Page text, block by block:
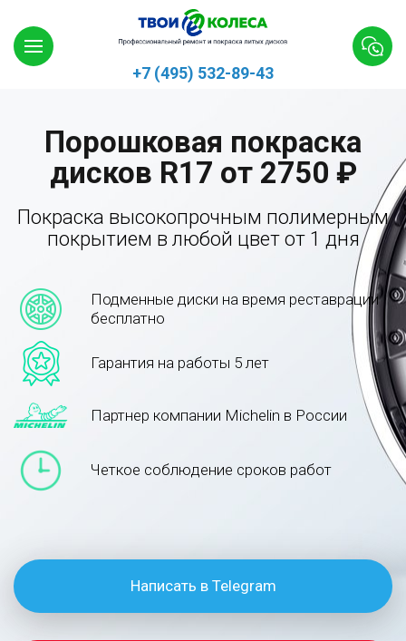
+7 (495) 532-89-43
Порошковая покраска
дисков R17 от 2750 ₽
Покраска высокопрочным полимерным
покрытием в любой цвет от 1 дня
Подменные диски на время реставрации
бесплатно
Гарантия на работы 5 лет
Партнер компании Michelin в России
Четкое соблюдение сроков работ
Написать в Telegram